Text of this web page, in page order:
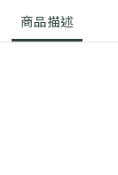
商品描述